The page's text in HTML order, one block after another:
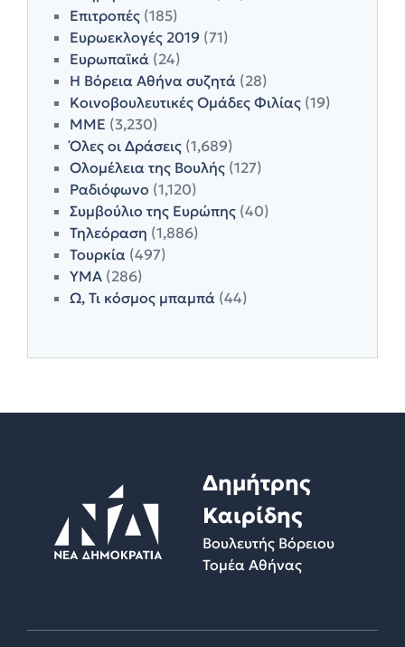
Επιτροπές (185)
Ευρωεκλογές 2019 (71)
Ευρωπαϊκά (24)
Η Βόρεια Αθήνα συζητά (28)
Κοινοβουλευτικές Ομάδες Φιλίας (19)
ΜΜΕ (3,230)
Όλες οι Δράσεις (1,689)
Ολομέλεια της Βουλής (127)
Ραδιόφωνο (1,120)
Συμβούλιο της Ευρώπης (40)
Τηλεόραση (1,886)
Τουρκία (497)
ΥΜΑ (286)
Ω, Τι κόσμος μπαμπά (44)
Δημήτρης
Καιρίδης
Βουλευτής Βόρειου
Τομέα Αθήνας